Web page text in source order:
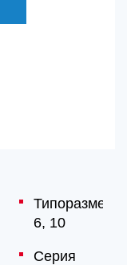
Типоразмер
6, 10
Серия